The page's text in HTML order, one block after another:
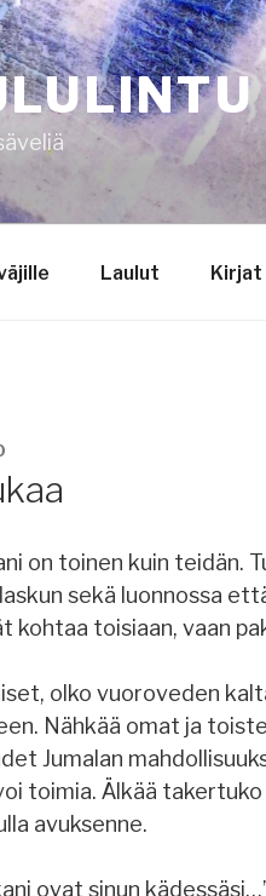
Laulut Kirjat
on toinen kuin teidän.
sekä luonnossa
kohtaa toisiaan, vaan
olko vuoroveden
Nähkää omat ja
Jumalan
toimia. Älkää
avuksenne.
ovat sinun